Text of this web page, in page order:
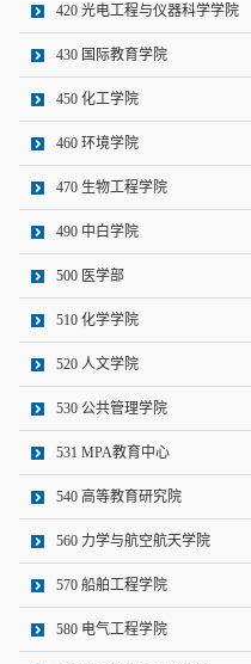
420 光电工程与仪器科学学院
430 国际教育学院
450 化工学院
460 环境学院
470 生物工程学院
490 中白学院
500 医学部
510 化学学院
520 人文学院
530 公共管理学院
531 MPA教育中心
540 高等教育研究院
560 力学与航空航天学院
570 船舶工程学院
580 电气工程学院